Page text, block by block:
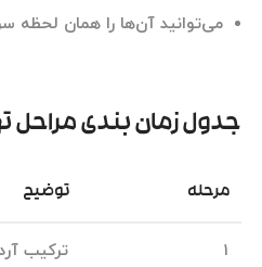
می‌توانید آن‌ها را همان لحظه
جدول زمان بندی مراحل
مرحله توضیح
۱ ترکیب